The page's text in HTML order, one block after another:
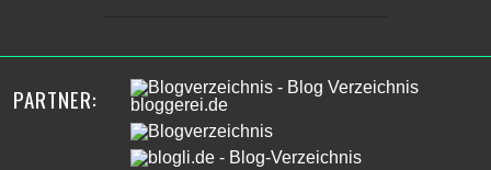
PARTNER: